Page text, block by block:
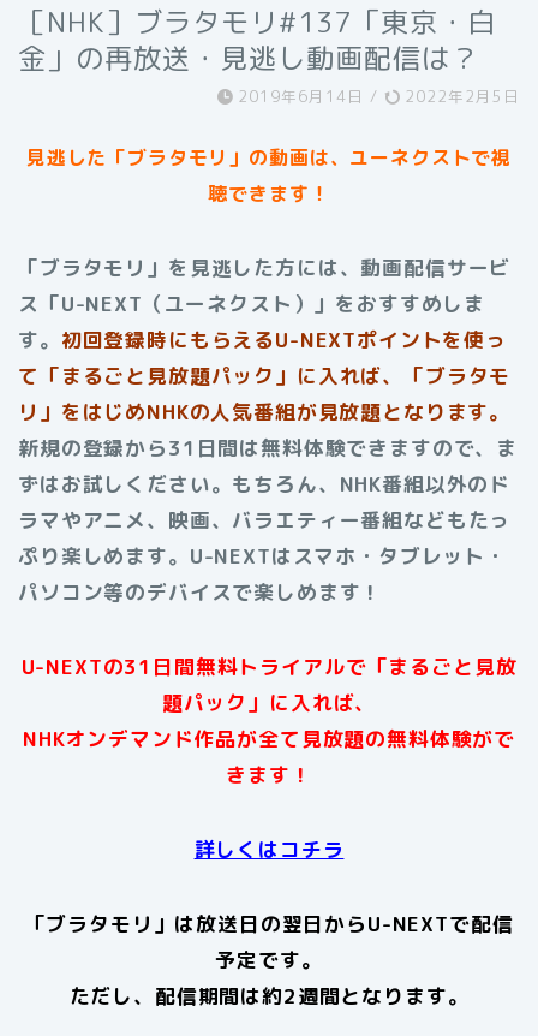
［NHK］ブラタモリ#137「東京・白
金」の再放送・見逃し動画配信は？
2019年6月14日 / 2022年2月5日
見逃した「ブラタモリ」の動画は、ユーネクストで視
聴できます！
「ブラタモリ」を見逃した方には、動画配信サービ
ス「U-NEXT（ユーネクスト）」をおすすめしま
す。 初回登録時にもらえるU-NEXTポイントを使っ
て「まるごと見放題パック」に入れば、「ブラタモ
リ」をはじめNHKの人気番組が見放題となります。
新規の登録から31日間は無料体験できますので、ま
ずはお試しください。もちろん、NHK番組以外のド
ラマやアニメ、映画、バラエティー番組などもたっ
ぷり楽しめます。U-NEXTはスマホ・タブレット・
パソコン等のデバイスで楽しめます！
U-NEXTの31日間無料トライアルで「まるごと見放
題パック」に入れば、
NHKオンデマンド作品が全て見放題の無料体験がで
きます！
詳しくはコチラ
「ブラタモリ」は放送日の翌日からU-NEXTで配信
予定です。
ただし、配信期間は約2週間となります。